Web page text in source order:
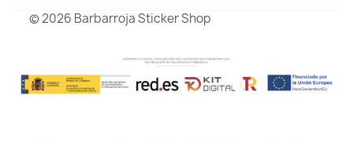
© 2026 Barbarroja Sticker Shop